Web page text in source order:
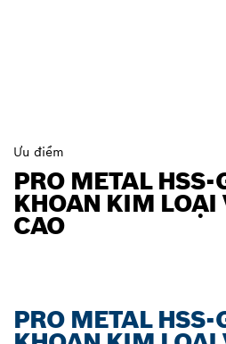
Ưu điểm
PRO METAL
KHOAN KIM LOẠI
CAO
PRO METAL